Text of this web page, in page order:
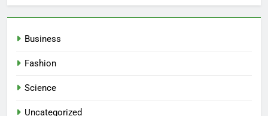
Business
Fashion
Science
Uncategorized